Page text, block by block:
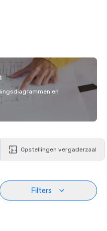
en
Opstellingen vergaderzaal
Filters